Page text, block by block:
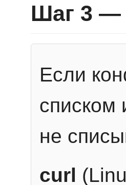
Шаг 3 —
Если
списком
не
curl